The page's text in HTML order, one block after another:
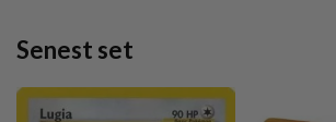
Senest set